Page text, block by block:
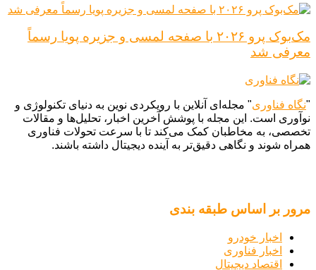
مک‌بوک پرو ۲۰۲۶ با صفحه لمسی و جزیره پویا رسماً
معرفی شد
"نگاه فناوری" مجله‌ای آنلاین با رویکردی نوین به دنیای تکنولوژی و
نوآوری است. این مجله با پوشش آخرین اخبار، تحلیل‌ها و مقالات
تخصصی، به مخاطبان کمک می‌کند تا با سرعت تحولات فناوری
همراه شوند و نگاهی دقیق‌تر به آینده دیجیتال داشته باشند.
مرور بر اساس طبقه بندی
اخبار خودرو
اخبار فناوری
اقتصاد دیجیتال